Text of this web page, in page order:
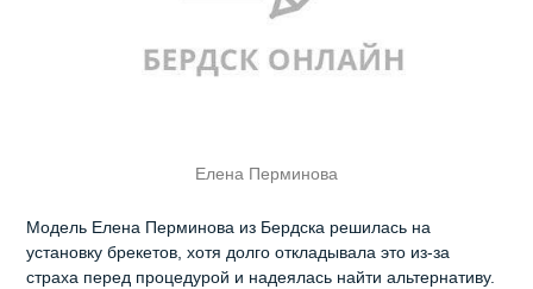
Елена Перминова
Модель Елена Перминова из Бердска решилась на
установку брекетов, хотя долго откладывала это из‑за
страха перед процедурой и надеялась найти альтернативу.